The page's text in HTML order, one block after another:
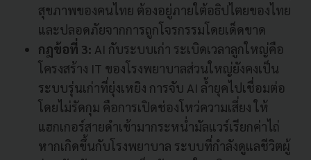
สุขภาพของคนไทย ต้องอยู่ภายใต้อธิปไตยของไทย
และปลอดภัยจากการถูกโจรกรรมโดยเด็ดขาด
กฎข้อที่ 3: AI กับระบบเก่า ระเบิดเวลาลูกใหญ่คือ
โครงสร้าง IT ของโรงพยาบาลส่วนใหญ่ยังคงเป็น
ระบบรุ่นเก่าที่ยุ่งเหยิง การจับ AI ล้ำยุคไปเชื่อมต่อ
โดยไม่รัดกุม คือการเปิดช่องโหว่ความเสี่ยง ให้
แฮกเกอร์สายดำเข้ามากระหน่ำมัลแวร์เรียกค่าไถ่
หากเกิดขึ้นกับโรงพยาบาล ระบบที่กำลังดูแลชีวิตผู้